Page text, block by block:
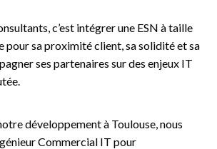
c’est intégrer une ESN à taille
pour sa proximité client, sa solidité et sa
ses partenaires sur des enjeux IT
développement à Toulouse, nous
Commercial IT pour